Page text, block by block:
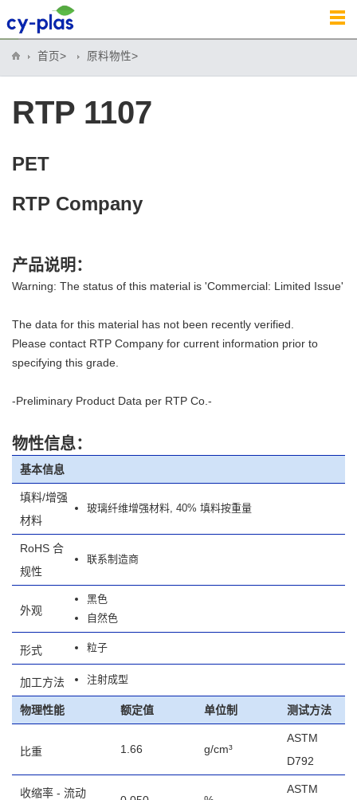
首页> 原料物性>
RTP 1107
PET
RTP Company
产品说明：
Warning: The status of this material is 'Commercial: Limited Issue'
The data for this material has not been recently verified.
Please contact RTP Company for current information prior to
specifying this grade.
-Preliminary Product Data per RTP Co.-
物性信息：
基本信息
填料/增强
材料
玻璃纤维增强材料, 40% 填料按重量
RoHS 合
规性
联系制造商
外观
黑色
自然色
形式 粒子
加工方法 注射成型
物理性能 额定值 单位制 测试方法
比重 1.66 g/cm³
ASTM
D792
收缩率 - 流动
ASTM